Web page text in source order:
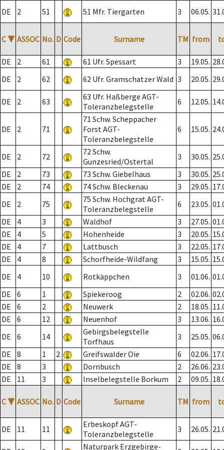
DE
2 51 51 Mfr. Tiergarten 3 06.05.
C ▼ ASSOC No. D Code Surname TM from
DE 2 61 61 Ufr. Spessart 3 19.05.
DE
2 62 62 Ufr. Gramschatzer Wald 3 20.05.
DE 2 63
63 Ufr. Haßberge AGT-
Toleranzbelegstelle
6 12.05.
DE 2 71
71 Schw. Scheppacher
Forst AGT-
Toleranzbelegstelle
6 15.05.
DE 2 72
72 Schw.
Gunzesried/Ostertal
3 30.05.
DE
2 73 73 Schw. Giebelhaus 3 30.05.
DE
2 74 74 Schw. Bleckenau 3 29.05.
DE
2 75
75 Schw. Hochgrat AGT-
Toleranzbelegstelle
6 23.05.
DE
4 3 Waldhof 3 27.05.
DE
4 5 Hohenheide 3 20.05.
DE
4 7 Lattbusch 3 22.05.
DE
4 8 Schorfheide-Wildfang 3 15.05.
DE
4 10 Rotkäppchen 3 01.06.
DE
6 1 Spiekeroog 2 02.06.
DE
6 2 Neuwerk 2 18.05.
DE
6 12 Neuenhof 3 13.06.
DE
6 14
Gebirgsbelegstelle
Torfhaus
3 25.05.
DE
8 1 2 Greifswalder Oie 6 02.06.
DE
8 3 Dornbusch 2 26.06.
DE
11 3 Inselbelegstelle Borkum 2 09.05.
C ▼ ASSOC No. D Code Surname TM from
DE 11 11
Erbeskopf AGT-
Toleranzbelegstelle
3 26.05.
Naturpark Erzgebirge-